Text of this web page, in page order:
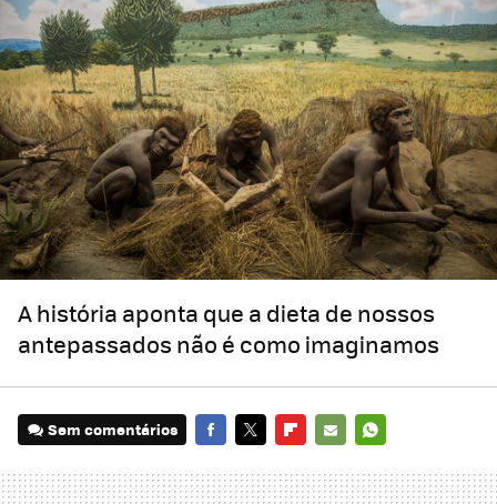
A história aponta que a dieta de nossos
antepassados não é como imaginamos
Sem comentários
MAIL